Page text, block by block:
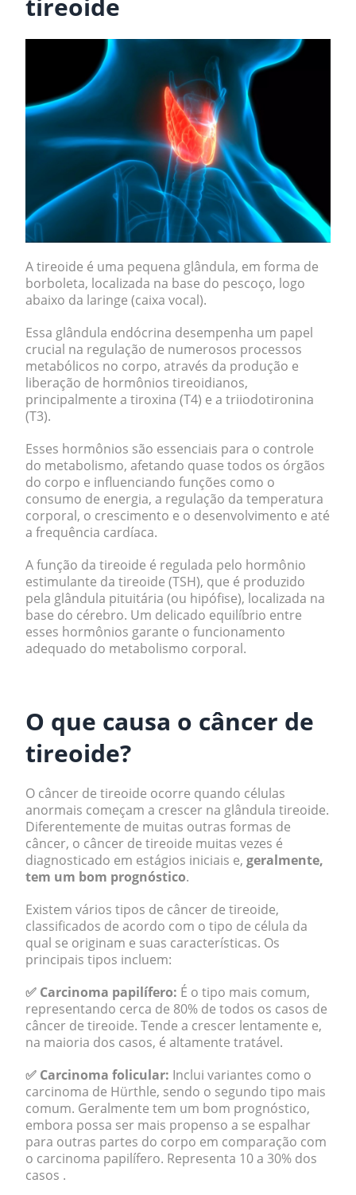
tireoide
A tireoide é uma pequena glândula, em forma de
borboleta, localizada na base do pescoço, logo
abaixo da laringe (caixa vocal).
Essa glândula endócrina desempenha um papel
crucial na regulação de numerosos processos
metabólicos no corpo, através da produção e
liberação de hormônios tireoidianos,
principalmente a tiroxina (T4) e a triiodotironina
(T3).
Esses hormônios são essenciais para o controle
do metabolismo, afetando quase todos os órgãos
do corpo e influenciando funções como o
consumo de energia, a regulação da temperatura
corporal, o crescimento e o desenvolvimento e até
a frequência cardíaca.
A função da tireoide é regulada pelo hormônio
estimulante da tireoide (TSH), que é produzido
pela glândula pituitária (ou hipófise), localizada na
base do cérebro. Um delicado equilíbrio entre
esses hormônios garante o funcionamento
adequado do metabolismo corporal.
O que causa o câncer de
tireoide?
O câncer de tireoide ocorre quando células
anormais começam a crescer na glândula tireoide.
Diferentemente de muitas outras formas de
câncer, o câncer de tireoide muitas vezes é
diagnosticado em estágios iniciais e, geralmente,
tem um bom prognóstico.
Existem vários tipos de câncer de tireoide,
classificados de acordo com o tipo de célula da
qual se originam e suas características. Os
principais tipos incluem:
✅ Carcinoma papilífero: É o tipo mais comum,
representando cerca de 80% de todos os casos de
câncer de tireoide. Tende a crescer lentamente e,
na maioria dos casos, é altamente tratável.
✅ Carcinoma folicular: Inclui variantes como o
carcinoma de Hürthle, sendo o segundo tipo mais
comum. Geralmente tem um bom prognóstico,
embora possa ser mais propenso a se espalhar
para outras partes do corpo em comparação com
o carcinoma papilífero. Representa 10 a 30% dos
casos .